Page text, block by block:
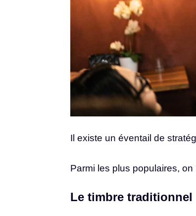
Il existe un éventail de
Parmi les plus populaires, on
Le timbre traditionnel